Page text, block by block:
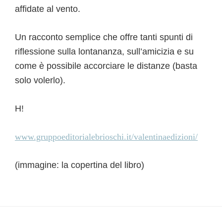
affidate al vento.
Un racconto semplice che offre tanti spunti di
riflessione sulla lontananza, sull’amicizia e su
come è possibile accorciare le distanze (basta
solo volerlo).
H!
www.gruppoeditorialebrioschi.it/valentinaedizioni/
(immagine: la copertina del libro)